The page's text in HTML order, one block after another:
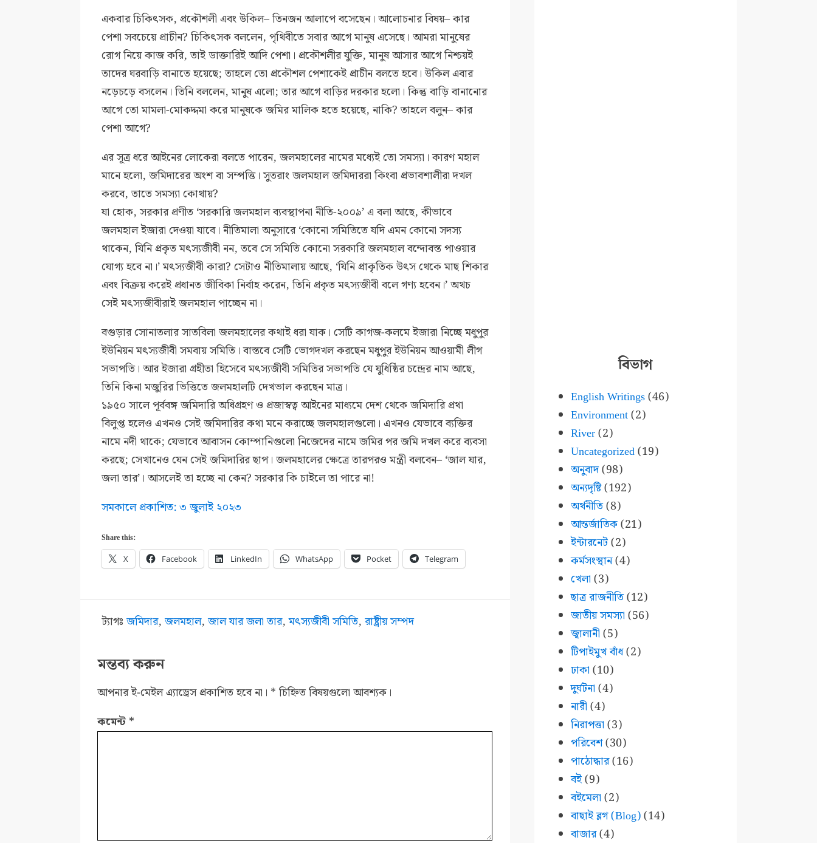
একবার চিকিৎসক, প্রকৌশলী এবং উকিল– তিনজন আলাপে বসেছেন। আলোচনার বিষয়– কার
পেশা সবচেয়ে প্রাচীন? চিকিৎসক বললেন, পৃথিবীতে সবার আগে মানুষ এসেছে। আমরা মানুষের
রোগ নিয়ে কাজ করি, তাই ডাক্তারিই আদি পেশা। প্রকৌশলীর যুক্তি, মানুষ আসার আগে নিশ্চয়ই
তাদের ঘরবাড়ি বানাতে হয়েছে; তাহলে তো প্রকৌশল পেশাকেই প্রাচীন বলতে হবে। উকিল এবার
নড়েচড়ে বসলেন। তিনি বললেন, মানুষ এলো; তার আগে বাড়ির দরকার হলো। কিন্তু বাড়ি বানানোর
আগে তো মামলা-মোকদ্দমা করে মানুষকে জমির মালিক হতে হয়েছে, নাকি? তাহলে বলুন– কার
পেশা আগে?
এর সূত্র ধরে আইনের লোকেরা বলতে পারেন, জলমহালের নামের মধ্যেই তো সমস্যা। কারণ মহাল
মানে হলো, জমিদারের অংশ বা সম্পত্তি। সুতরাং জলমহাল জমিদাররা কিংবা প্রভাবশালীরা দখল
করবে, তাতে সমস্যা কোথায়?
যা হোক, সরকার প্রণীত ‘সরকারি জলমহাল ব্যবস্থাপনা নীতি-২০০৯’ এ বলা আছে, কীভাবে
জলমহাল ইজারা দেওয়া যাবে। নীতিমালা অনুসারে ‘কোনো সমিতিতে যদি এমন কোনো সদস্য
থাকেন, যিনি প্রকৃত মৎস্যজীবী নন, তবে সে সমিতি কোনো সরকারি জলমহাল বন্দোবস্ত পাওয়ার
যোগ্য হবে না।’ মৎস্যজীবী কারা? সেটাও নীতিমালায় আছে, ‘যিনি প্রাকৃতিক উৎস থেকে মাছ শিকার
এবং বিক্রয় করেই প্রধানত জীবিকা নির্বাহ করেন, তিনি প্রকৃত মৎস্যজীবী বলে গণ্য হবেন।’ অথচ
সেই মৎস্যজীবীরাই জলমহাল পাচ্ছেন না।
বগুড়ার সোনাতলার সাতবিলা জলমহালের কথাই ধরা যাক। সেটি কাগজ-কলমে ইজারা নিচ্ছে মধুপুর
ইউনিয়ন মৎস্যজীবী সমবায় সমিতি। বাস্তবে সেটি ভোগদখল করছেন মধুপুর ইউনিয়ন আওয়ামী লীগ
সভাপতি। আর ইজারা গ্রহীতা হিসেবে মৎস্যজীবী সমিতির সভাপতি যে যুধিষ্ঠির চন্দ্রের নাম আছে,
তিনি কিনা মজুরির ভিত্তিতে জলমহালটি দেখভাল করছেন মাত্র।
১৯৫০ সালে পূর্ববঙ্গ জমিদারি অধিগ্রহণ ও প্রজাস্বত্ব আইনের মাধ্যমে দেশ থেকে জমিদারি প্রথা
বিলুপ্ত হলেও এখনও সেই জমিদারির কথা মনে করাচ্ছে জলমহালগুলো। এখনও যেভাবে ব্যক্তির
নামে নদী থাকে; যেভাবে আবাসন কোম্পানিগুলো নিজেদের নামে জমির পর জমি দখল করে ব্যবসা
করছে; সেখানেও যেন সেই জমিদারির ছাপ। জলমহালের ক্ষেত্রে তারপরও মন্ত্রী বলবেন– ‘জাল যার,
জলা তার’। আসলেই তা হচ্ছে না কেন? সরকার কি চাইলে তা পারে না!
সমকালে প্রকাশিত: ৩ জুলাই ২০২৩
Share this:
X Facebook LinkedIn WhatsApp Pocket Telegram
ট্যাগঃজমিদার,জলমহাল,জাল যার জলা তার,মৎস্যজীবী সমিতি,রাষ্ট্রীয় সম্পদ
মন্তব্য করুন
আপনার ই-মেইল এ্যাড্রেস প্রকাশিত হবে না। * চিহ্নিত বিষয়গুলো আবশ্যক।
কমেন্ট *
বিভাগ
English Writings(46)
Environment(2)
River(2)
Uncategorized(19)
অনুবাদ(98)
অন্যদৃষ্টি(192)
অর্থনীতি(8)
আন্তর্জাতিক(21)
ইন্টারনেট(2)
কর্মসংস্থান(4)
খেলা (3)
ছাত্র রাজনীতি(12)
জাতীয় সমস্যা (56)
জ্বালানী (5)
টিপাইমুখ বাঁধ(2)
ঢাকা (10)
দুর্ঘটনা (4)
নারী (4)
নিরাপত্তা (3)
পরিবেশ(30)
পাঠোদ্ধার(16)
বই(9)
বইমেলা (2)
বাছাই ব্লগ (Blog)(14)
বাজার(4)